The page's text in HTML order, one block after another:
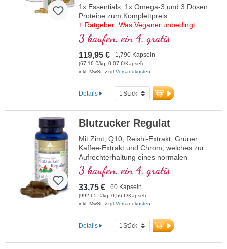
1x Essentials, 1x Omega-3 und 3 Dosen
Proteine zum Komplettpreis
+ Ratgeber: Was Veganer unbedingt
wissen müssen
3 kaufen, ein 4. gratis
119,95 € 1,790 Kapseln
(67,16 €/kg, 0,07 €/Kapsel)
inkl. MwSt. zzgl Versandkosten
Details
Blutzucker Regulat
Mit Zimt, Q10, Reishi-Extrakt, Grüner
Kaffee-Extrakt und Chrom, welches zur
Aufrechterhaltung eines normalen
Blutzuckerspiegels beiträgt.
3 kaufen, ein 4. gratis
33,75 € 60 Kapseln
(992,65 €/kg, 0,56 €/Kapsel)
inkl. MwSt. zzgl Versandkosten
Details